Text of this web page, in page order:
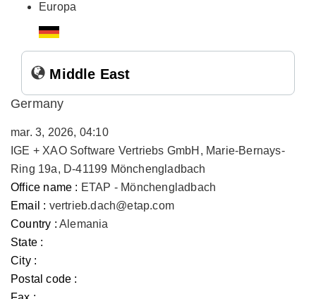
Europa
Middle East
Germany
mar. 3, 2026, 04:10
IGE + XAO Software Vertriebs GmbH, Marie-Bernays-
Ring 19a, D-41199 Mönchengladbach
Office name : ETAP - Mönchengladbach
Email : vertrieb.dach@etap.com
Country : Alemania
State :
City :
Postal code :